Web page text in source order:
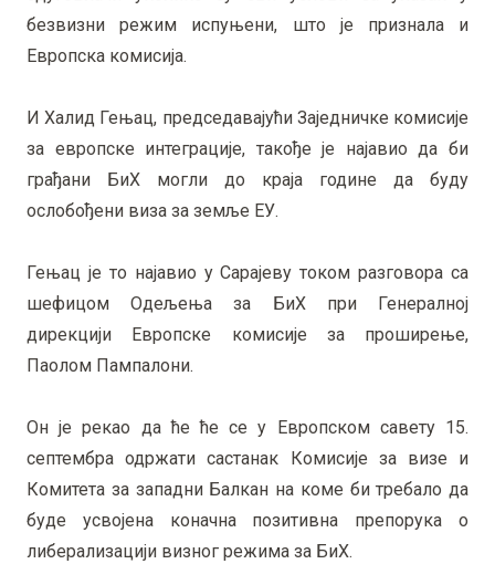
безвизни режим испуњени, што је признала и
Европска комисија.
И Халид Гењац, председавајући Заједничке комисије
за европске интеграције, такође је најавио да би
грађани БиХ могли до краја године да буду
ослобођени виза за земље ЕУ.
Гењац је то најавио у Сарајеву током разговора са
шефицом Одељења за БиХ при Генералној
дирекцији Европске комисије за проширење,
Паолом Пампалони.
Он је рекао да ће ће се у Европском савету 15.
септембра одржати састанак Комисије за визе и
Комитета за западни Балкан на коме би требало да
буде усвојена коначна позитивна препорука о
либерализацији визног режима за БиХ.